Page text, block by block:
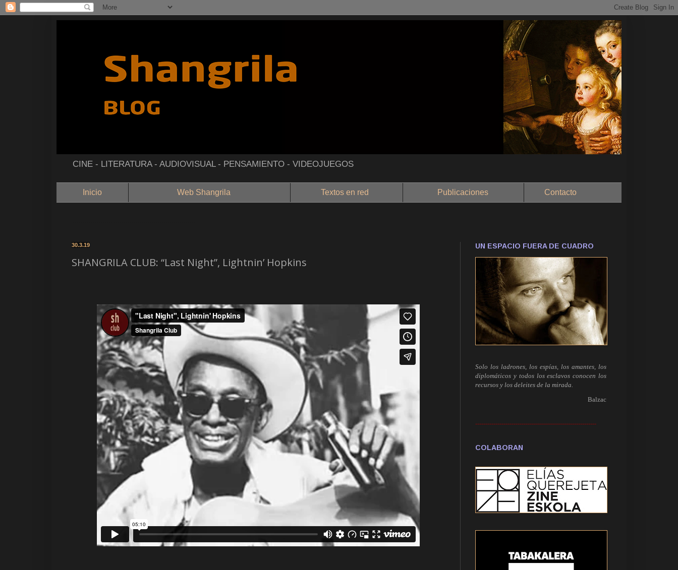
CINE - LITERATURA - AUDIOVISUAL - PENSAMIENTO - VIDEOJUEGOS
Inicio Web Shangrila Textos en red Publicaciones Contacto
30.3.19
SHANGRILA CLUB: “Last Night”, Lightnin’ Hopkins
UN ESPACIO FUERA DE CUADRO
Solo los ladrones, los espías, los amantes, los
diplomáticos y todos los esclavos conocen los
recursos y los deleites de la mirada.
Balzac
------------------------------------------------------------
COLABORAN